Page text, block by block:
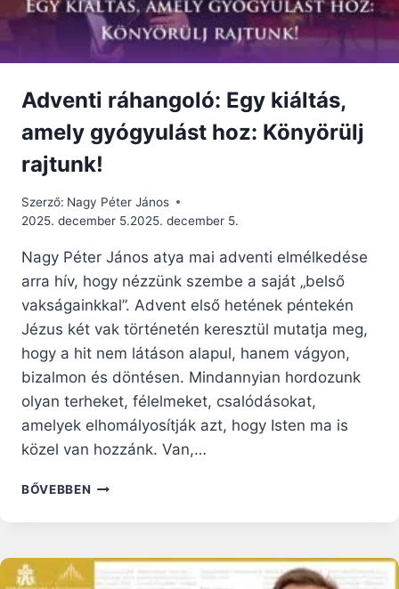
Adventi ráhangoló: Egy kiáltás,
amely gyógyulást hoz: Könyörülj
rajtunk!
Szerző: Nagy Péter János
2025. december 5.2025. december 5.
Nagy Péter János atya mai adventi elmélkedése
arra hív, hogy nézzünk szembe a saját „belső
vakságainkkal”. Advent első hetének péntekén
Jézus két vak történetén keresztül mutatja meg,
hogy a hit nem látáson alapul, hanem vágyon,
bizalmon és döntésen. Mindannyian hordozunk
olyan terheket, félelmeket, csalódásokat,
amelyek elhomályosítják azt, hogy Isten ma is
közel van hozzánk. Van,…
BŐVEBBEN ADVENTI
AMELY
GYÓGYULÁST